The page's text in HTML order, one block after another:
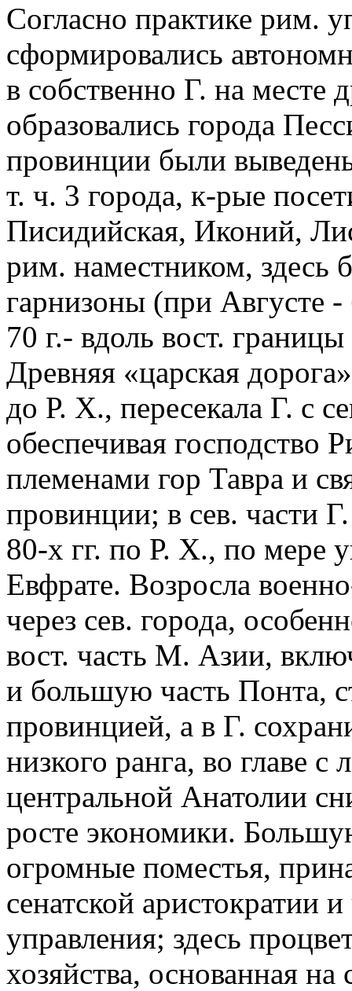
Согласно практике рим.
сформировались
в собственно Г. на месте
образовались города
провинции были
т. ч. 3 города, к-рые
Писидийская, Иконий,
рим. наместником, здесь
гарнизоны (при Августе
70 г.- вдоль вост.
Древняя «царская
до Р. Х., пересекала Г. с
обеспечивая господство
племенами гор Тавра и
провинции; в сев. части
80-х гг. по Р. Х., по мере
Евфрате. Возросла
через сев. города,
вост. часть М. Азии,
и большую часть Понта,
провинцией, а в Г.
низкого ранга, во главе с
центральной Анатолии
росте экономики.
огромные поместья,
сенатской аристократии
управления; здесь
хозяйства, основанная на